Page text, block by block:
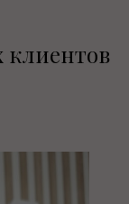
клиентов